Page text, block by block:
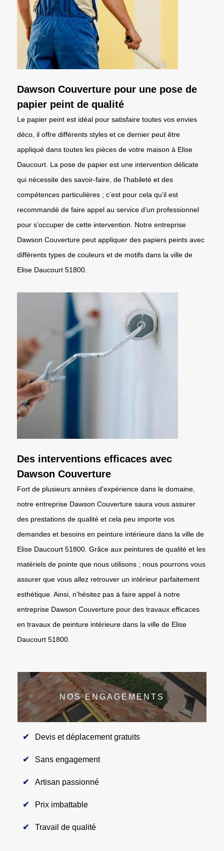
Dawson Couverture pour une pose de
papier peint de qualité
Le papier peint est idéal pour satisfaire toutes vos envies
déco, il offre différents styles et ce dernier peut être
appliqué dans toutes les pièces de votre maison à Elise
Daucourt. La pose de papier est une intervention délicate
qui nécessite des savoir-faire, de l’habileté et des
compétences particulières ; c’est pour cela qu’il est
recommandé de faire appel au service d’un professionnel
pour s’occuper de cette intervention. Notre entreprise
Dawson Couverture peut appliquer des papiers peints avec
différents types de couleurs et de motifs dans la ville de
Elise Daucourt 51800.
Des interventions efficaces avec
Dawson Couverture
Fort de plusieurs années d'expérience dans le domaine,
notre entreprise Dawson Couverture saura vous assurer
des prestations de qualité et cela peu importe vos
demandes et besoins en peinture intérieure dans la ville de
Elise Daucourt 51800. Grâce aux peintures de qualité et les
matériels de pointe que nous utilisons ; nous pourrons vous
assurer que vous allez retrouver un intérieur parfaitement
esthétique. Ainsi, n’hésitez pas à faire appel à notre
entreprise Dawson Couverture pour des travaux efficaces
en travaux de peinture intérieure dans la ville de Elise
Daucourt 51800.
NOS ENGAGEMENTS
Devis et déplacement gratuits
Sans engagement
Artisan passionné
Prix imbattable
Travail de qualité